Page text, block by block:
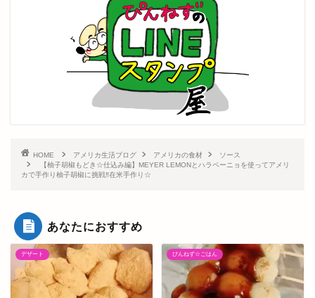
HOME アメリカ生活ブログ アメリカの食材
ソース
【柚子胡椒もどき☆仕込み編】MEYER LEMONとハラペーニョを使ってアメリ
カで手作り柚子胡椒に挑戦‼在米手作り☆
あなたにおすすめ
デザート ぴんねず☆ごはん